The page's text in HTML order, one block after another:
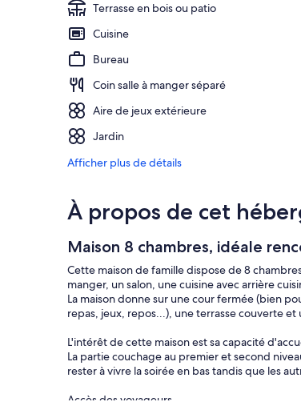
Terrasse en bois ou patio
Cuisine
Bureau
Coin salle à manger séparé
Aire de jeux extérieure
Jardin
Afficher plus de détails
À propos de cet
Maison 8 chambres, idéale
Cette maison de famille dispose de 8
manger, un salon, une cuisine avec arrière
La maison donne sur une cour fermée (bien
repas, jeux, repos...), une terrasse couverte et
L'intérêt de cette maison est sa capacité
La partie couchage au premier et second
rester à vivre la soirée en bas tandis que les
Accès des voyageurs